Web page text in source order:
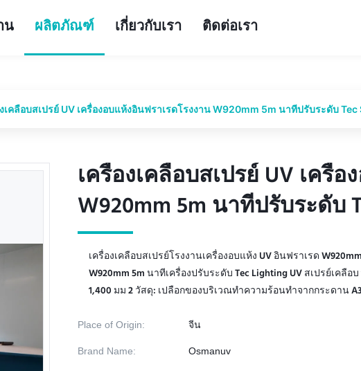
น ผลิตภัณฑ์ เกี่ยวกับเรา ติดต่อเรา
เคลือบสเปรย์ UV เครื่องอบแห้งอินฟราเรดโรงงาน W920mm 5m นาทีปรับระดับ Tec
เครื่องเคลือบสเปรย์ UV เครื่
W920mm 5m นาทีปรับระดับ
เครื่องเคลือบสเปรย์ UV เครื่
W920mm 5m นาทีปรับระดับ
เครื่องเคลือบสเปรย์โรงงานเครื่องอบแห้ง UV อินฟราเรด
W920mm 5m นาทีเครื่องปรับระดับ Tec Lighting UV สเปรย์เคลือ
1,400 มม 2 วัสดุ: เปลือกของบริเวณทำความร้อนทำจากกระดาน
Place of Origin: จีน
Brand Name: Osmanuv